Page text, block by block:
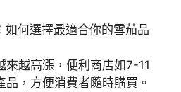
來越高漲，便利商店如7-11
，方便消費者隨時購買。